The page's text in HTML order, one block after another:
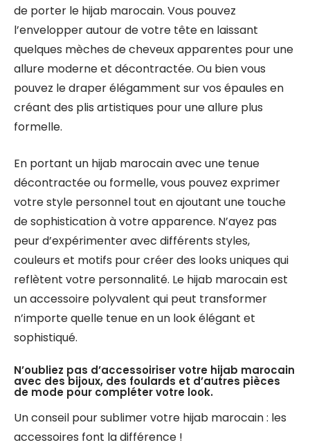
de porter le hijab marocain. Vous pouvez
l’envelopper autour de votre tête en laissant
quelques mèches de cheveux apparentes pour une
allure moderne et décontractée. Ou bien vous
pouvez le draper élégamment sur vos épaules en
créant des plis artistiques pour une allure plus
formelle.
En portant un hijab marocain avec une tenue
décontractée ou formelle, vous pouvez exprimer
votre style personnel tout en ajoutant une touche
de sophistication à votre apparence. N’ayez pas
peur d’expérimenter avec différents styles,
couleurs et motifs pour créer des looks uniques qui
reflètent votre personnalité. Le hijab marocain est
un accessoire polyvalent qui peut transformer
n’importe quelle tenue en un look élégant et
sophistiqué.
N’oubliez pas d’accessoiriser votre hijab marocain
avec des bijoux, des foulards et d’autres pièces
de mode pour compléter votre look.
Un conseil pour sublimer votre hijab marocain : les
accessoires font la différence !